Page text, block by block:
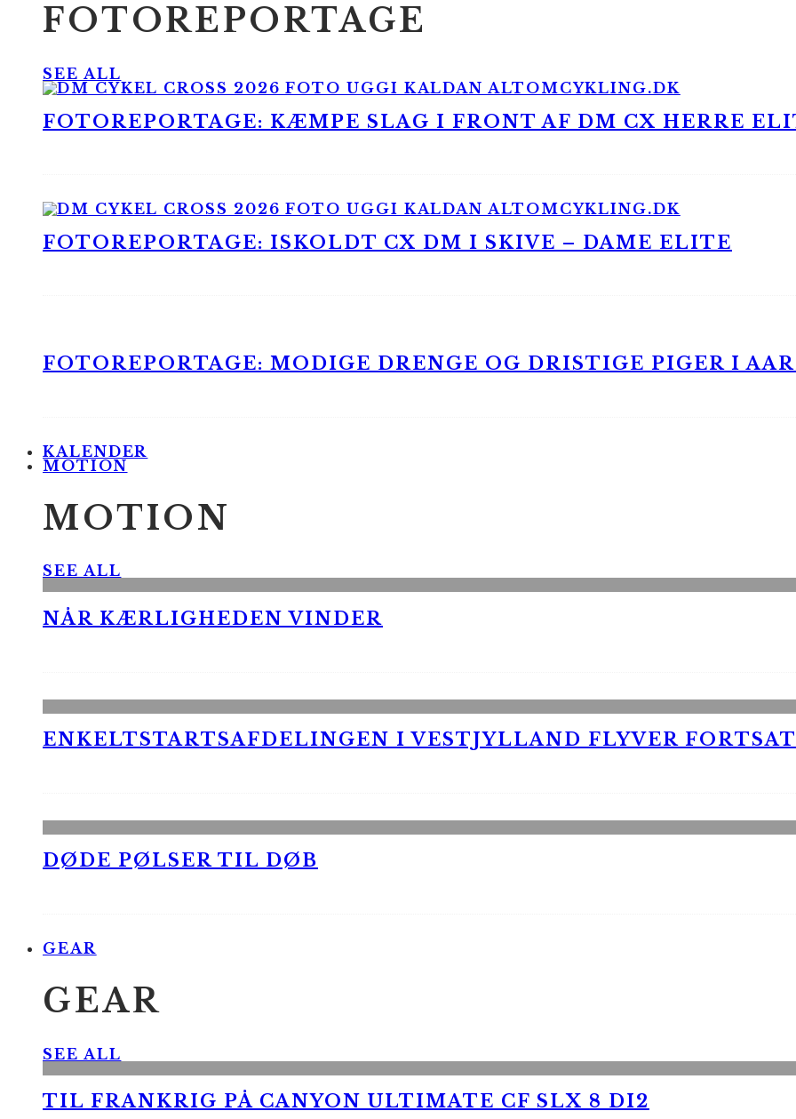
FOTOREPORTAGE
SEE ALL
FOTOREPORTAGE: KÆMPE SLAG I FRONT AF DM CX HERRE
FOTOREPORTAGE: ISKOLDT CX DM I SKIVE – DAME ELITE
FOTOREPORTAGE: MODIGE DRENGE OG DRISTIGE PIGER I
KALENDER
MOTION
MOTION
SEE ALL
NÅR KÆRLIGHEDEN VINDER
ENKELTSTARTSAFDELINGEN I VESTJYLLAND FLYVER
DØDE PØLSER TIL DØB
GEAR
GEAR
SEE ALL
TIL FRANKRIG PÅ CANYON ULTIMATE CF SLX 8 DI2